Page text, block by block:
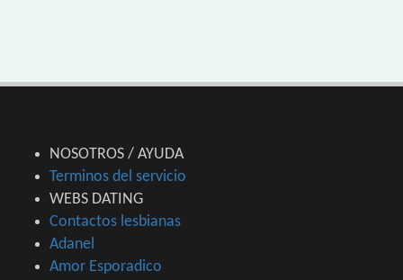
NOSOTROS / AYUDA
Terminos del servicio
WEBS DATING
Contactos lesbianas
Adanel
Amor Esporadico